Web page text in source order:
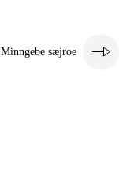
Minngebe sæjroe